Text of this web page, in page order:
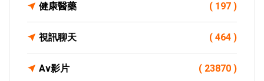
健康醫藥 ( 197 )
視訊聊天 ( 464 )
Av影片 ( 23870 )